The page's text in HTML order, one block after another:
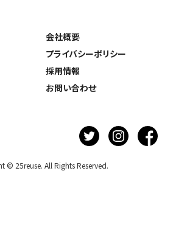
会社概要
プライバシーポリシー
採用情報
お問い合わせ
© 25reuse. All Rights Reserved.